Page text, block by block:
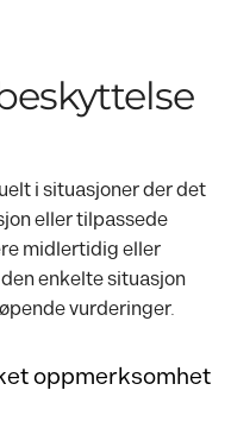
i situasjoner der det
eller tilpassede
midlertidig eller
enkelte situasjon
vurderinger.
oppmerksomhet